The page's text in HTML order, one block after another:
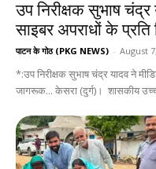
उप निरीक्षक सुभाष चंद्र
साइबर अपराधों के
पाटन के गोठ (PKG NEWS) - August
*:उप निरीक्षक सुभाष चंद्र यादव ने
जागरूक... केसरा (दुर्ग)। शासकीय